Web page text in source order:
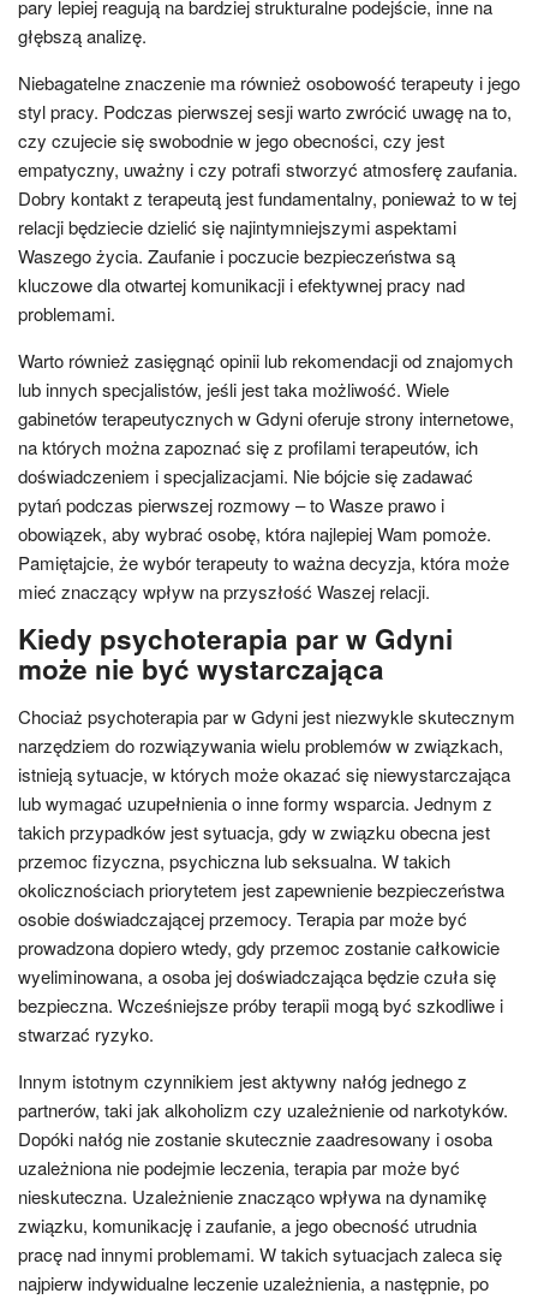
pary lepiej reagują na bardziej strukturalne podejście, inne na
głębszą analizę.
Niebagatelne znaczenie ma również osobowość terapeuty i jego
styl pracy. Podczas pierwszej sesji warto zwrócić uwagę na to,
czy czujecie się swobodnie w jego obecności, czy jest
empatyczny, uważny i czy potrafi stworzyć atmosferę zaufania.
Dobry kontakt z terapeutą jest fundamentalny, ponieważ to w tej
relacji będziecie dzielić się najintymniejszymi aspektami
Waszego życia. Zaufanie i poczucie bezpieczeństwa są
kluczowe dla otwartej komunikacji i efektywnej pracy nad
problemami.
Warto również zasięgnąć opinii lub rekomendacji od znajomych
lub innych specjalistów, jeśli jest taka możliwość. Wiele
gabinetów terapeutycznych w Gdyni oferuje strony internetowe,
na których można zapoznać się z profilami terapeutów, ich
doświadczeniem i specjalizacjami. Nie bójcie się zadawać
pytań podczas pierwszej rozmowy – to Wasze prawo i
obowiązek, aby wybrać osobę, która najlepiej Wam pomoże.
Pamiętajcie, że wybór terapeuty to ważna decyzja, która może
mieć znaczący wpływ na przyszłość Waszej relacji.
Kiedy psychoterapia par w Gdyni
może nie być wystarczająca
Chociaż psychoterapia par w Gdyni jest niezwykle skutecznym
narzędziem do rozwiązywania wielu problemów w związkach,
istnieją sytuacje, w których może okazać się niewystarczająca
lub wymagać uzupełnienia o inne formy wsparcia. Jednym z
takich przypadków jest sytuacja, gdy w związku obecna jest
przemoc fizyczna, psychiczna lub seksualna. W takich
okolicznościach priorytetem jest zapewnienie bezpieczeństwa
osobie doświadczającej przemocy. Terapia par może być
prowadzona dopiero wtedy, gdy przemoc zostanie całkowicie
wyeliminowana, a osoba jej doświadczająca będzie czuła się
bezpieczna. Wcześniejsze próby terapii mogą być szkodliwe i
stwarzać ryzyko.
Innym istotnym czynnikiem jest aktywny nałóg jednego z
partnerów, taki jak alkoholizm czy uzależnienie od narkotyków.
Dopóki nałóg nie zostanie skutecznie zaadresowany i osoba
uzależniona nie podejmie leczenia, terapia par może być
nieskuteczna. Uzależnienie znacząco wpływa na dynamikę
związku, komunikację i zaufanie, a jego obecność utrudnia
pracę nad innymi problemami. W takich sytuacjach zaleca się
najpierw indywidualne leczenie uzależnienia, a następnie, po